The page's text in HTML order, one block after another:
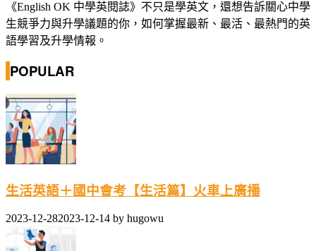
《English OK 中學英閱誌》不只是學英文，還想告訴關心中學
生競爭力與升學議題的你，如何掌握最新、最活、最熱門的英
語學習及升學情報。
POPULAR
生活英語＋國中會考【生活篇】火車上廣播
2023-12-282023-12-14 by hugowu